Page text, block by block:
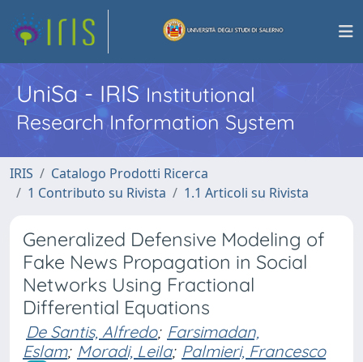
UniSa - IRISInstitutional
Research Information System
IRIS
Catalogo Prodotti Ricerca
1 Contributo su Rivista
1.1 Articoli su Rivista
Generalized Defensive Modeling of
Fake News Propagation in Social
Networks Using Fractional
Differential Equations
De Santis, Alfredo; Farsimadan,
Eslam; Moradi, Leila; Palmieri, Francesco